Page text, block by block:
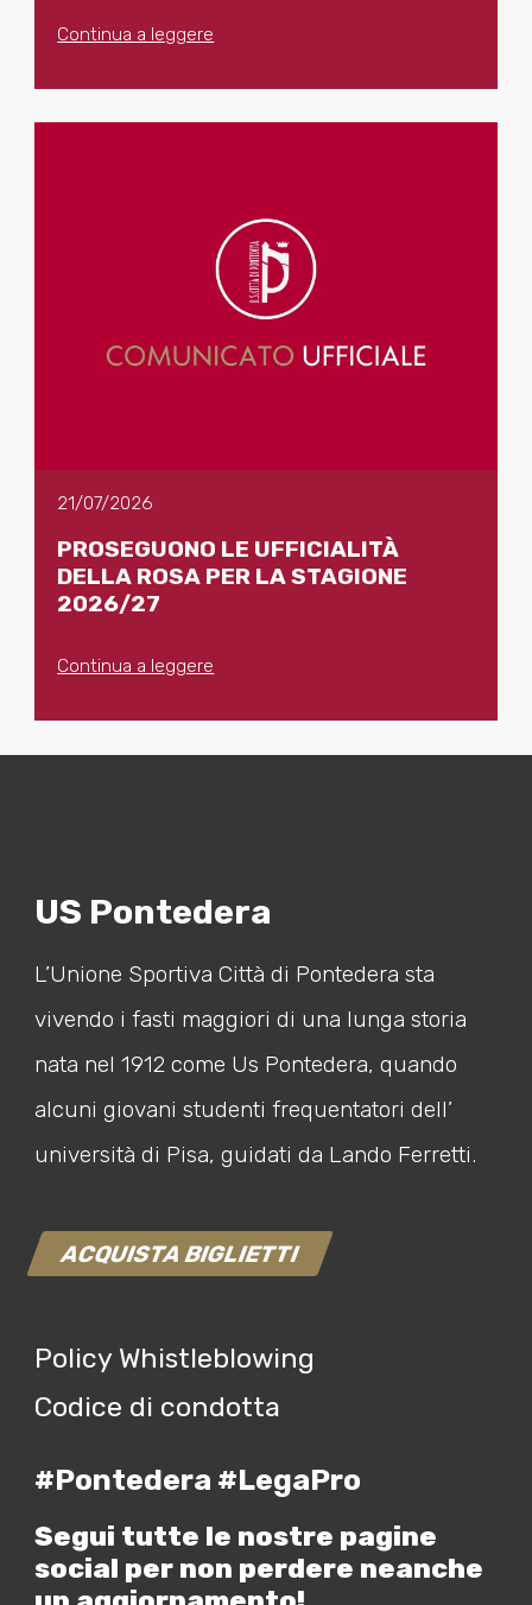
Continua a leggere
21/07/2026
PROSEGUONO LE UFFICIALITÀ
DELLA ROSA PER LA STAGIONE
2026/27
Continua a leggere
US Pontedera
L’Unione Sportiva Città di Pontedera sta
vivendo i fasti maggiori di una lunga storia
nata nel 1912 come Us Pontedera, quando
alcuni giovani studenti frequentatori dell’
università di Pisa, guidati da Lando Ferretti.
ACQUISTA BIGLIETTI
Policy Whistleblowing
Codice di condotta
#Pontedera #LegaPro
Segui tutte le nostre pagine
social per non perdere neanche